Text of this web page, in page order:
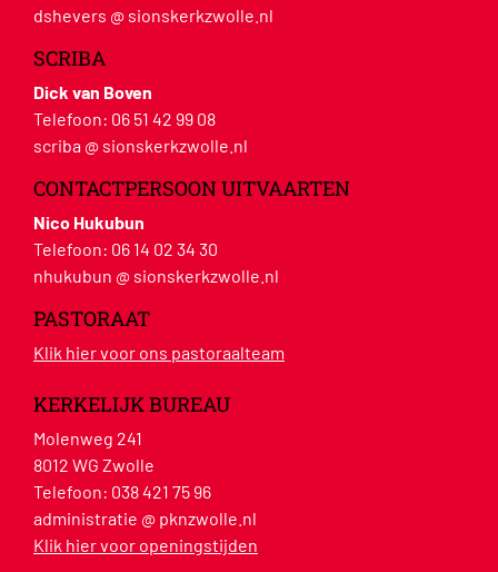
dshevers @ sionskerkzwolle.nl
SCRIBA
Dick van Boven
Telefoon: 06 51 42 99 08
scriba @ sionskerkzwolle.nl
CONTACTPERSOON UITVAARTEN
Nico Hukubun
Telefoon: 06 14 02 34 30
nhukubun @ sionskerkzwolle.nl
PASTORAAT
Klik hier voor ons pastoraalteam
KERKELIJK BUREAU
Molenweg 241
8012 WG Zwolle
Telefoon: 038 421 75 96
administratie @ pknzwolle.nl
Klik hier voor openingstijden